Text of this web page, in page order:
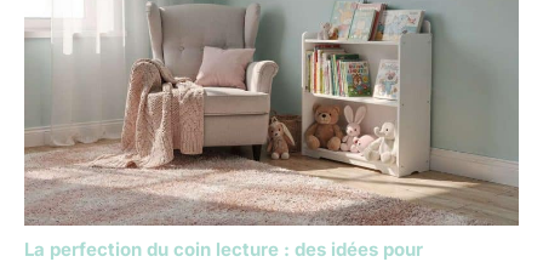
La perfection du coin lecture : des idées pour